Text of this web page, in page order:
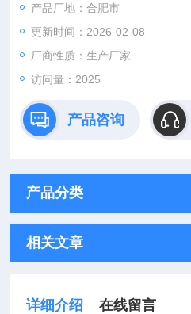
刚性好、精确、可靠、耐用。
产品厂地：合肥市
更新时间：2026-02-08
厂商性质：生产厂家
访问量：2025
产品咨询
产品分类
相关文章
详细介绍 在线留言